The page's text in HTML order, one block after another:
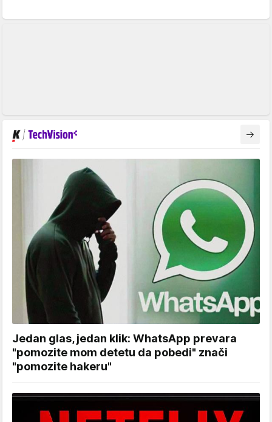
Jedan glas, jedan klik: WhatsApp prevara
"pomozite mom detetu da pobedi" znači
"pomozite hakeru"